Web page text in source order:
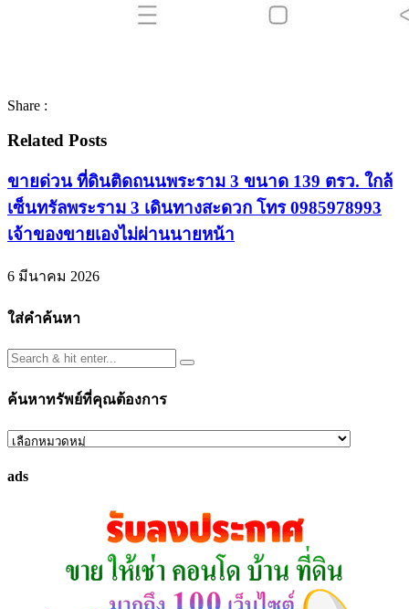
Share :
Related Posts
ขายด่วน ที่ดินติดถนนพระราม 3 ขนาด 139 ตรว. ใกล้
เซ็นทรัลพระราม 3 เดินทางสะดวก โทร 0985978993
เจ้าของขายเองไม่ผ่านนายหน้า
6 มีนาคม 2026
ใส่คำค้นหา
ค้นหาทรัพย์ที่คุณต้องการ
ค้นหา
ที่
ads